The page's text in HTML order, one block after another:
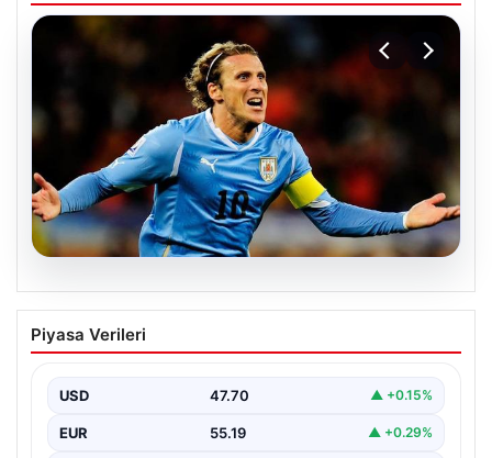
Diego Forlan Uruguay Milli Takımı’nın
yeni teknik direktörü oldu
Piyasa Verileri
USD 47.70 ▲ +0.15%
EUR 55.19 ▲ +0.29%